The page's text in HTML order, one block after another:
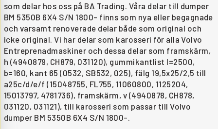
som delar hos oss på BA Trading. Våra delar till dumper
BM 5350B 6X4 S/N 1800- finns som nya eller begagnade
och varsamt renoverade delar både som original och
icke original. Vi har delar som karosseri för alla Volvo
Entreprenadmaskiner och dessa delar som framskärm,
h (4940879, CH879, 031120), gummikantlist l=2500,
b=160, kant 65 (0532, SB532, 025), fälg 19,5x25/2,5 till
a25c/d/e/f (15048755, FL755, 11060800, 1125204,
15013797, 4781736), framskärm, v (4940878, CH878,
031120, 031121), till karosseri som passar till Volvo
dumper BM 5350B 6X4 S/N 1800-.